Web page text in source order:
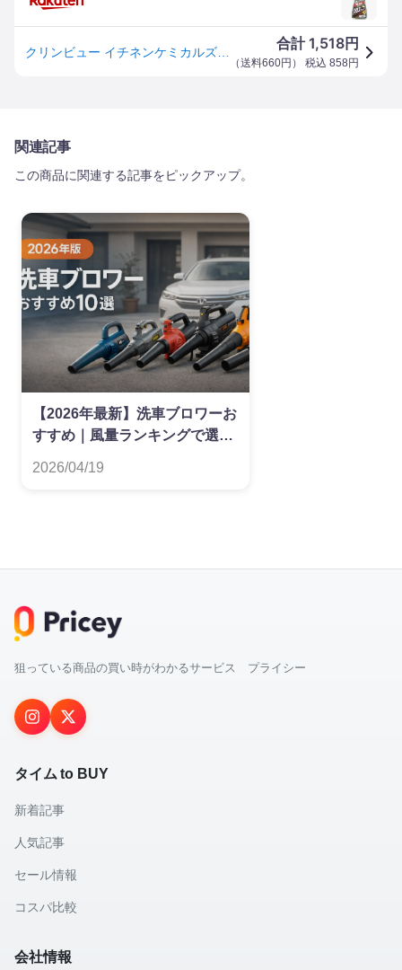
合計1,518円
（送料660円 ） 税込 858 円
関連記事
この商品に関連する記事をピックアップ。
【2026年最新】洗車ブロワーお
すすめ｜風量ランキングで選ぶ
2026/04/19
狙っている商品の買い時がわかるサービス プライシー
タイム to BUY
新着記事
人気記事
セール情報
コスパ比較
会社情報